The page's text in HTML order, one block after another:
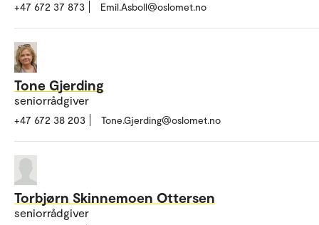
+47 672 37 873 Emil.Asboll@oslomet.no
Tone Gjerding
seniorrådgiver
+47 672 38 203 Tone.Gjerding@oslomet.no
Torbjørn Skinnemoen Ottersen
seniorrådgiver